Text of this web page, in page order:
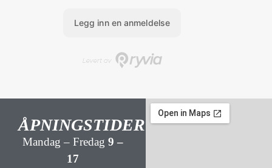
ÅPNINGSTIDER
Mandag – Fredag9 –
17